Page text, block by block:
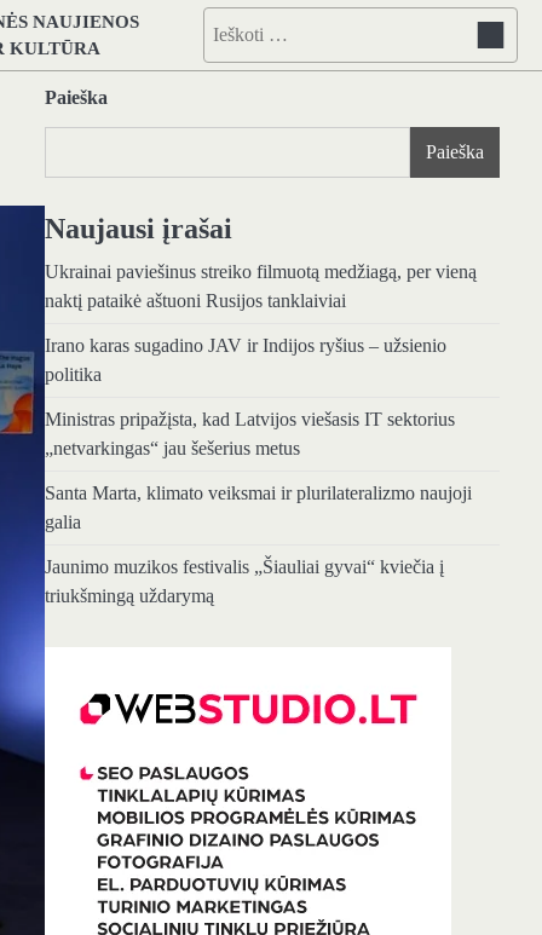
NAUJIENOS
KULTŪRA
Ieškoti:
Paieška
Paieška
Naujausi įrašai
Ukrainai paviešinus streiko filmuotą medžiagą, per vieną
naktį pataikė aštuoni Rusijos tanklaiviai
Irano karas sugadino JAV ir Indijos ryšius – užsienio
politika
Ministras pripažįsta, kad Latvijos viešasis IT sektorius
„netvarkingas“ jau šešerius metus
Santa Marta, klimato veiksmai ir plurilateralizmo naujoji
galia
Jaunimo muzikos festivalis „Šiauliai gyvai“ kviečia į
triukšmingą uždarymą